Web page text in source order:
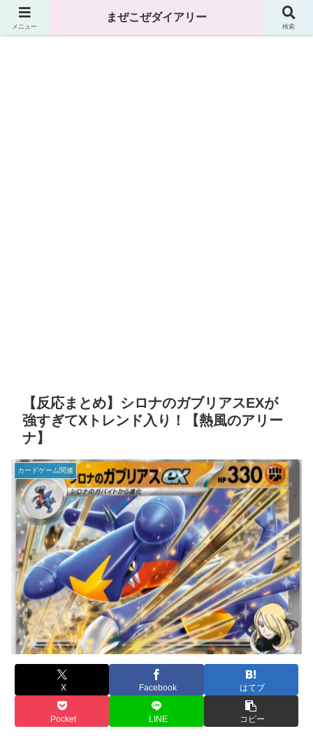
まぜこぜダイアリー
【反応まとめ】シロナのガブリアスEXが
強すぎてXトレンド入り！【熱風のアリー
ナ】
カードゲーム関連
X Facebook はてブ
Pocket LINE コピー
メニュー
まぜこぜダイアリー
検索